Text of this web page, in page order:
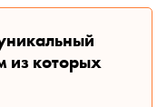
из которых